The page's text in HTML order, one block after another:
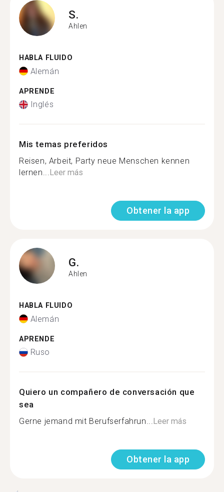
S.
Ahlen
HABLA FLUIDO
Alemán
APRENDE
Inglés
Mis temas preferidos
Reisen, Arbeit, Party neue Menschen kennen
lernen...Leer más
Obtener la app
G.
Ahlen
HABLA FLUIDO
Alemán
APRENDE
Ruso
Quiero un compañero de conversación que
sea
Gerne jemand mit Berufserfahrun...Leer más
Obtener la app